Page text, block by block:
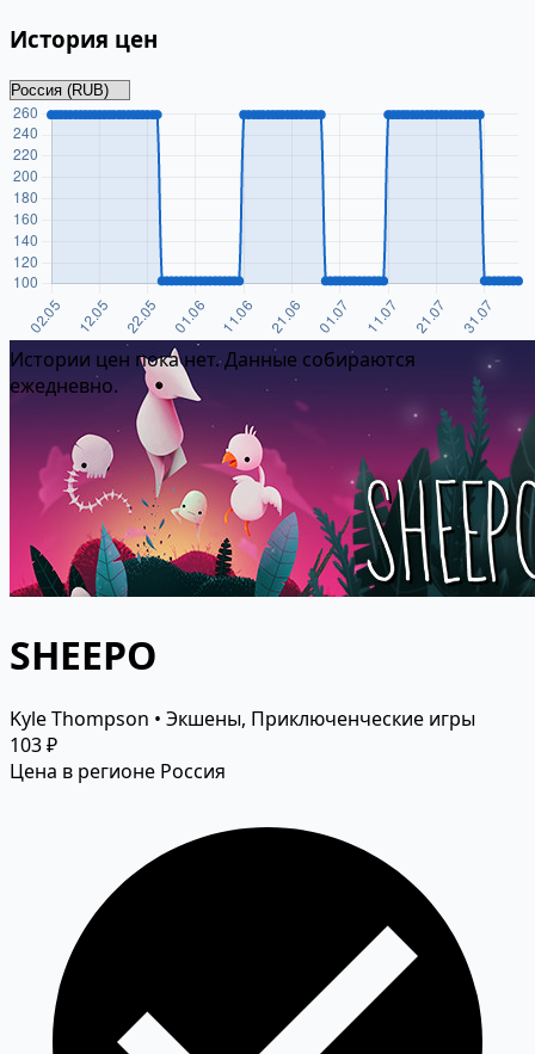
История цен
Истории цен пока нет. Данные собираются
ежедневно.
SHEEPO
Kyle Thompson • Экшены, Приключенческие игры
103 ₽
Цена в регионе Россия